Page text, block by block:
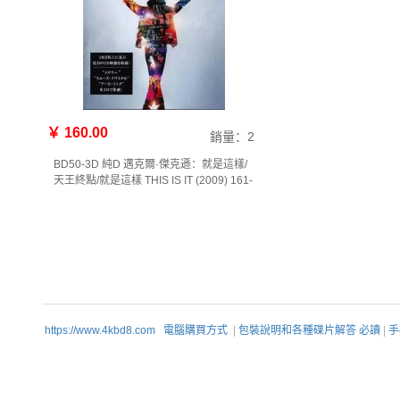
￥ 160.00 銷量：2
BD50-3D 純D 邁克爾·傑克遜：就是這樣/
天王終點/就是這樣 THIS IS IT (2009) 161-
https://www.4kbd8.com 電腦購買方式 包裝說明和各種碟片解答 必讀